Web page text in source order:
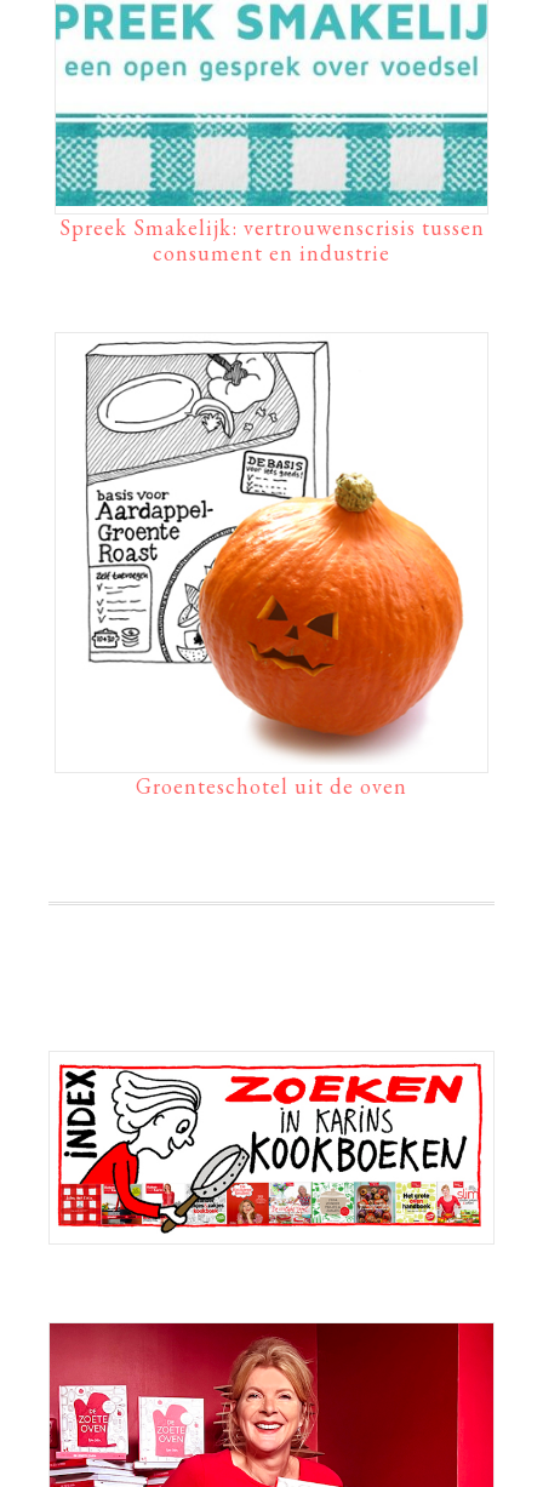
Spreek Smakelijk: vertrouwenscrisis tussen
consument en industrie
Groenteschotel uit de oven
Primaire
Sidebar